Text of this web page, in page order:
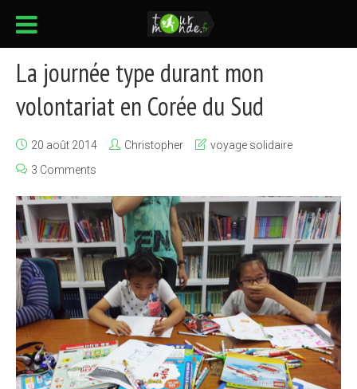
La journée type durant mon
volontariat en Corée du Sud
20 août 2014 Christopher
voyage solidaire
3 Comments